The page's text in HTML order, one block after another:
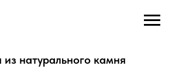
натурального камня